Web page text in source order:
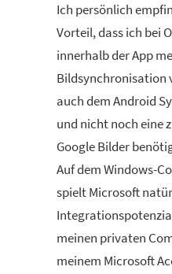
Ich persönlich
Vorteil, dass ich bei
innerhalb der App
Bildsynchronisation
auch dem Android
und nicht noch eine
Google Bilder
Auf dem Windows-
spielt Microsoft
meinen privaten
meinem Microsoft